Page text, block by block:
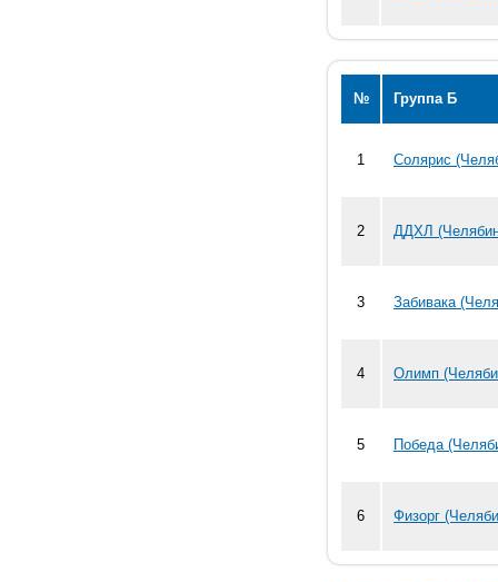
№ Группа Б
1 Cолярис
2 ДДХЛ
3 Забивака
4 Олимп
5 Победа
6 Физорг